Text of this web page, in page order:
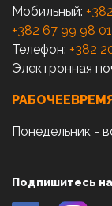
Мобильный:
+382 67 99 98 01
Телефон: +382
Электронная
Понедельник -
Подпишитесь